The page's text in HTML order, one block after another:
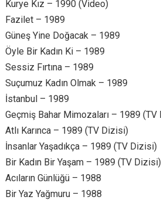
Kurye Kız – 1990 (Video)
Fazilet – 1989
Güneş Yine Doğacak – 1989
Öyle Bir Kadın Ki – 1989
Sessiz Fırtına – 1989
Suçumuz Kadın Olmak – 1989
İstanbul – 1989
Geçmiş Bahar Mimozaları – 1989
Atlı Karınca – 1989 (TV Dizisi)
İnsanlar Yaşadıkça – 1989 (TV Dizisi)
Bir Kadın Bir Yaşam – 1989 (TV Dizisi)
Acıların Günlüğü – 1988
Bir Yaz Yağmuru – 1988